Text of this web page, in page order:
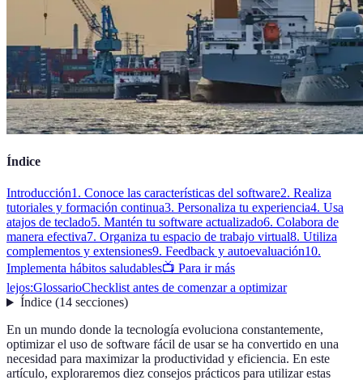
Índice
Introducción1. Conoce las características del software2. Realiza
tutoriales y formación continua3. Personaliza tu experiencia4. Usa
atajos de teclado5. Mantén tu software actualizado6. Colabora de
manera efectiva7. Organiza tu espacio de trabajo virtual8. Utiliza
complementos y extensiones9. Feedback y autoevaluación10.
Implementa hábitos saludables📺 Para ir más
lejos:GlossarioChecklist antes de comenzar a optimizar
Índice(14 secciones)
En un mundo donde la tecnología evoluciona constantemente,
optimizar el uso de software fácil de usar se ha convertido en una
necesidad para maximizar la productividad y eficiencia. En este
artículo, exploraremos diez consejos prácticos para utilizar estas